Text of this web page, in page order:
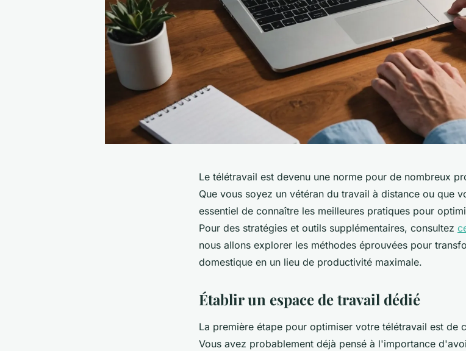
Le télétravail est devenu une norme pour de nombreux
Que vous soyez un vétéran du travail à distance ou que
essentiel de connaître les meilleures pratiques pour
Pour des stratégies et outils supplémentaires, consultez
nous allons explorer les méthodes éprouvées pour
domestique en un lieu de productivité maximale.
Établir un espace de travail dédié
La première étape pour optimiser votre télétravail est de
Vous avez probablement déjà pensé à l'importance